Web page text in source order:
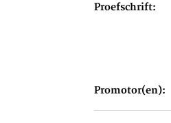
Proefschrift
Promotor(en)